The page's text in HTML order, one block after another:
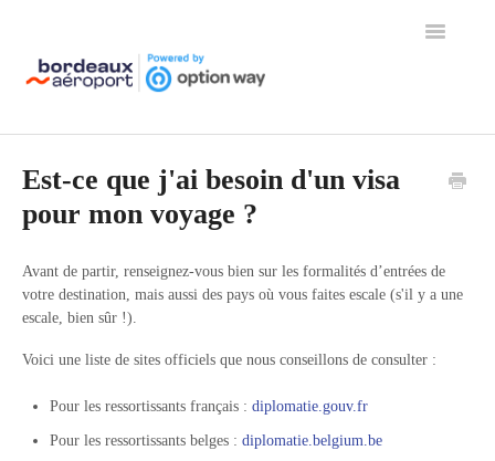
Toggle
Page d'accueil de l'aide
Est-ce que j'ai besoin d'un visa
pour mon voyage ?
Avant de partir, renseignez-vous bien sur les formalités d’entrées de
votre destination, mais aussi des pays où vous faites escale (s'il y a une
escale, bien sûr !).
Voici une liste de sites officiels que nous conseillons de consulter :
Pour les ressortissants français : diplomatie.gouv.fr
Pour les ressortissants belges : diplomatie.belgium.be